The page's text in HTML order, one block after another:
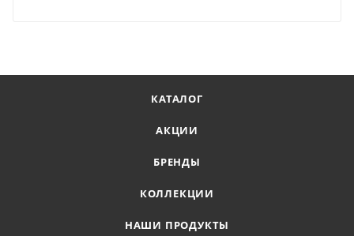
КАТАЛОГ
АКЦИИ
БРЕНДЫ
КОЛЛЕКЦИИ
НАШИ ПРОДУКТЫ